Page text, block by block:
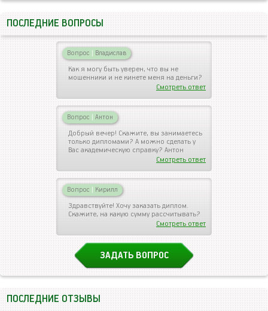
ПОСЛЕДНИЕ ВОПРОСЫ
Вопрос | Владислав
Как я могу быть уверен, что вы не
мошенники и не кинете меня на деньги?
Смотреть ответ
Вопрос | Антон
Добрый вечер! Скажите, вы занимаетесь
только дипломами? А можно сделать у
Вас академическую справку? Антон
Смотреть ответ
Вопрос | Кирилл
Здравствуйте! Хочу заказать диплом.
Скажите, на какую сумму рассчитывать?
Смотреть ответ
ЗАДАТЬ ВОПРОС
ПОСЛЕДНИЕ ОТЗЫВЫ